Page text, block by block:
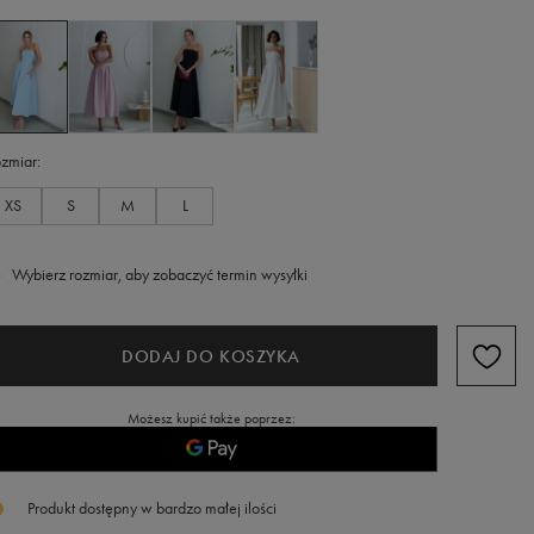
XS S M L
Wybierz rozmiar, aby zobaczyć termin wysyłki
DODAJ DO KOSZYKA
Możesz kupić także poprzez:
Produkt dostępny w bardzo małej ilości